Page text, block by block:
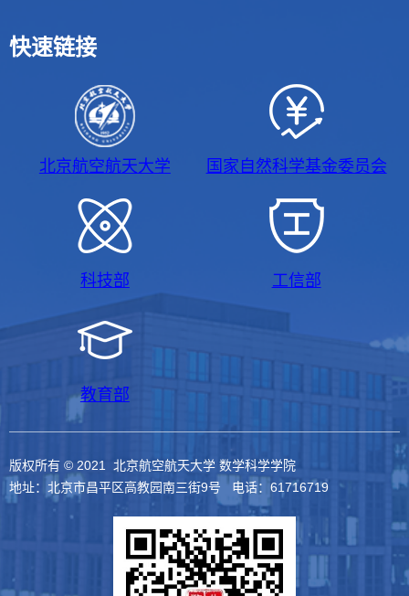
快速链接
北京航空航天大学 国家自然科学基金委员会
科技部 工信部
教育部
版权所有 © 2021 北京航空航天大学 数学科学学院
地址：北京市昌平区高教园南三街9号 电话：61716719